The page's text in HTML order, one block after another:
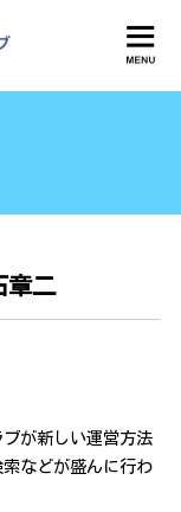
日田ロータリークラブ
二
が新しい運営方法
などが盛んに行わ